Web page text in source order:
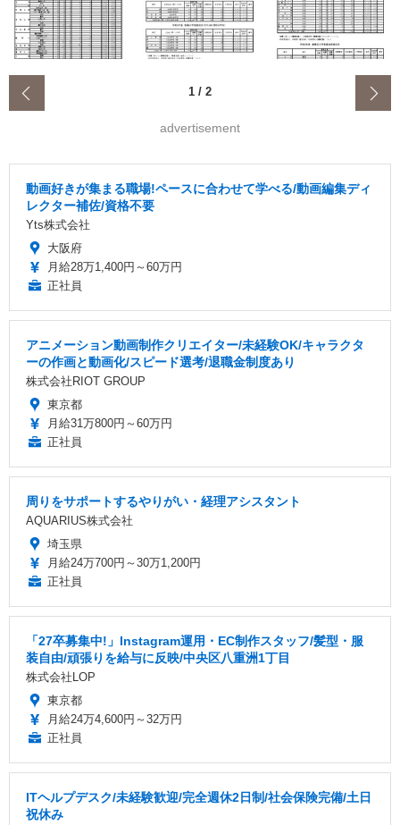
1 / 2
advertisement
動画好きが集まる職場!ペースに合わせて学べる/動画編集ディ
レクター補佐/資格不要
Yts株式会社
大阪府
月給28万1,400円～60万円
正社員
アニメーション動画制作クリエイター/未経験OK/キャラクタ
ーの作画と動画化/スピード選考/退職金制度あり
株式会社RIOT GROUP
東京都
月給31万800円～60万円
正社員
周りをサポートするやりがい・経理アシスタント
AQUARIUS株式会社
埼玉県
月給24万700円～30万1,200円
正社員
「27卒募集中!」Instagram運用・EC制作スタッフ/髪型・服
装自由/頑張りを給与に反映/中央区八重洲1丁目
株式会社LOP
東京都
月給24万4,600円～32万円
正社員
ITヘルプデスク/未経験歓迎/完全週休2日制/社会保険完備/土日
祝休み